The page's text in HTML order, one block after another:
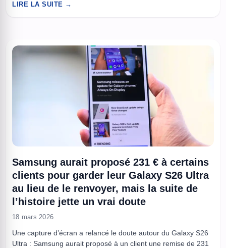
suivre le mouvement, mais imposer son rythme. Après le bon
LIRE LA SUITE →
Samsung aurait proposé 231 € à certains
clients pour garder leur Galaxy S26 Ultra
au lieu de le renvoyer, mais la suite de
l’histoire jette un vrai doute
18 mars 2026
Une capture d’écran a relancé le doute autour du Galaxy S26
Ultra : Samsung aurait proposé à un client une remise de 231